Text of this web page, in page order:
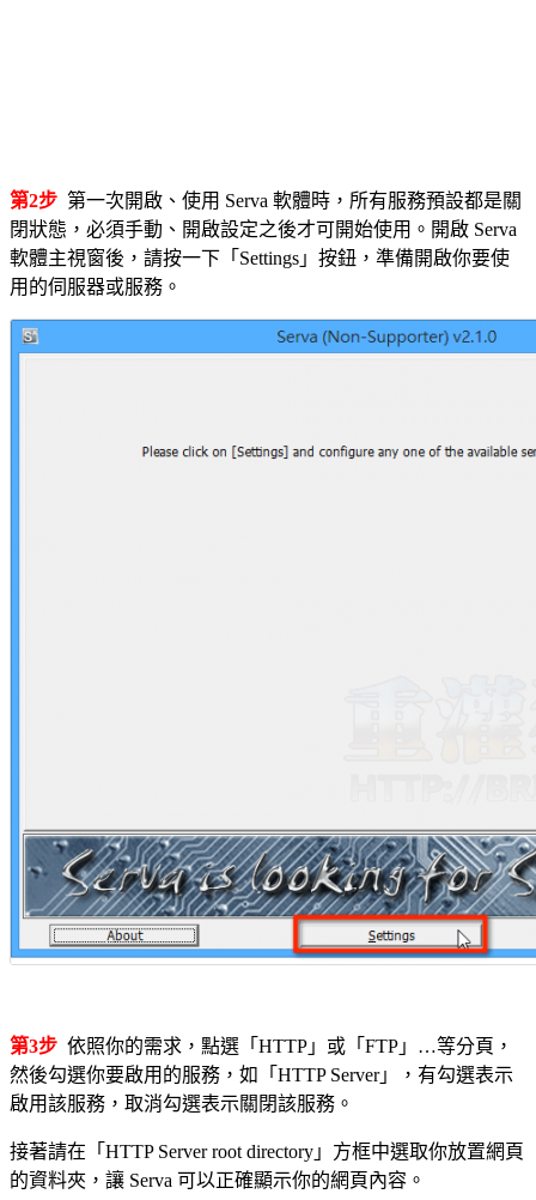
第2步 第一次開啟、使用 Serva 軟體時，所有服務預設都是關
閉狀態，必須手動、開啟設定之後才可開始使用。開啟 Serva
軟體主視窗後，請按一下「Settings」按鈕，準備開啟你要使
用的伺服器或服務。
第3步 依照你的需求，點選「HTTP」或「FTP」…等分頁，
然後勾選你要啟用的服務，如「HTTP Server」，有勾選表示
啟用該服務，取消勾選表示關閉該服務。
接著請在「HTTP Server root directory」方框中選取你放置網頁
的資料夾，讓 Serva 可以正確顯示你的網頁內容。